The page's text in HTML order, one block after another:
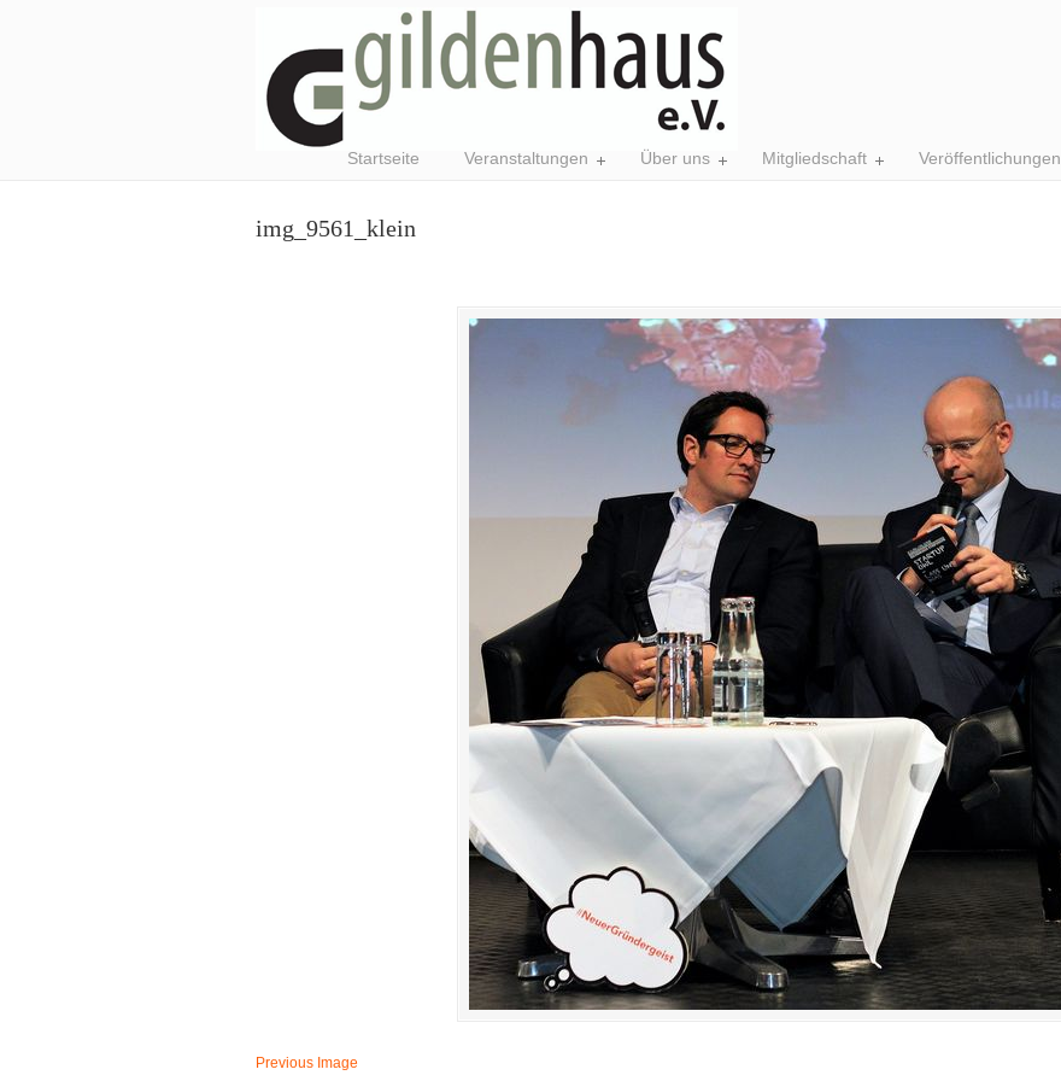
Startseite Veranstaltungen Über uns Mitgliedschaft Veröffentlichungen
img_9561_klein
Previous Image